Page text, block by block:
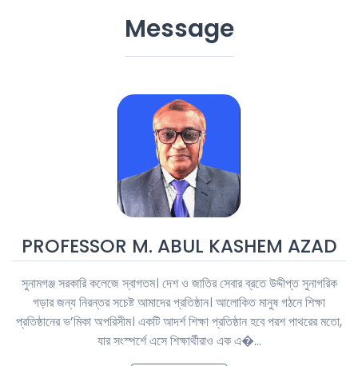
Message
PROFESSOR M. ABUL KASHEM AZAD
সুনামগঞ্জ সরকারি কলেজে স্বাগতম। দেশ ও জাতির সেবার ব্রতে উদ্দীপ্ত সুনাগরিক
গড়ার জন্য নিরন্তর সচেষ্ট আমাদের প্রতিষ্ঠান। আলোকিত মানুষ গঠনে শিক্ষা
প্রতিষ্ঠানের ভ’মিকা অপরিসীম। একটি আদর্শ শিক্ষা প্রতিষ্ঠান হবে পরশ পাথরের মতো,
যার সংস্পর্শে এসে শিক্ষার্থীরাও এক এ�...